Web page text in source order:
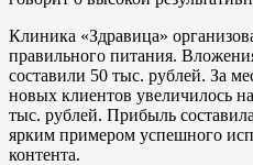
Клиника «Здравица»
правильного питания.
составили 50 тыс. рублей. За
новых клиентов увеличилось
тыс. рублей. Прибыль
ярким примером успешного
контента.